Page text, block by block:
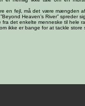
en fejl, må det være mængden
Heaven’s River” spreder
det enkelte menneske til hele
ikke er bange for at tackle store